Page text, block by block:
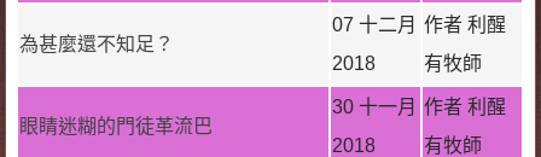
為甚麼還不知足？
07 十二月
2018
作者 利醒
有牧師
眼睛迷糊的門徒革流巴
30 十一月
2018
作者 利醒
有牧師